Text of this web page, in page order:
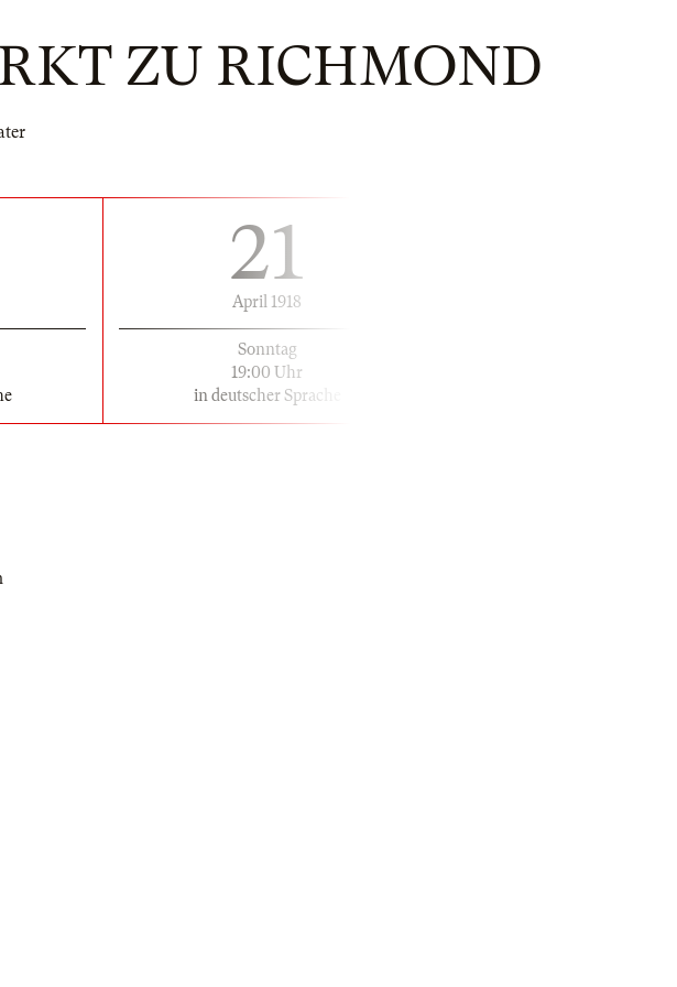
ZU RICHMOND
21
April 1918
Sonntag
19:00 Uhr
in deutscher Sprache